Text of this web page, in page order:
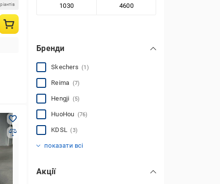
Бренди
Skechers(1)
Reima (7)
Hengji (5)
HuoHou (76)
KDSL(3)
показати всі
Акції